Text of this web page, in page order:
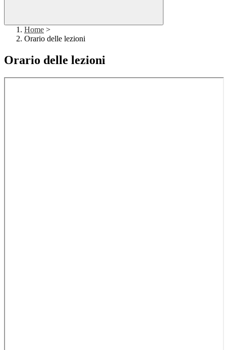
Home >
Orario delle lezioni
Orario delle lezioni